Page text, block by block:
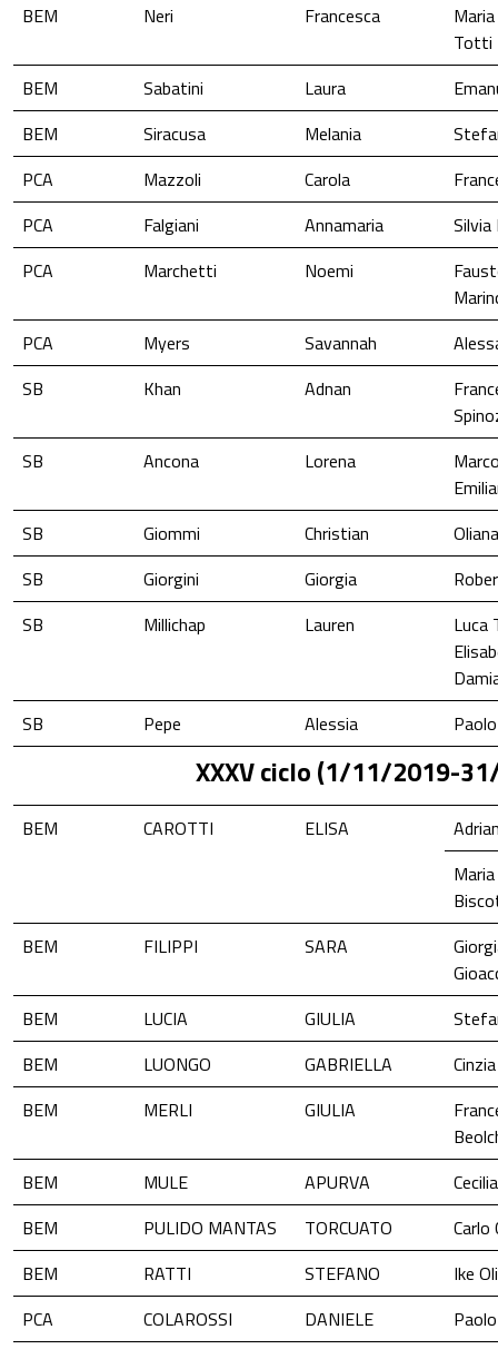
BEM
Neri Francesca
Totti
BEM
Sabatini Laura
BEM
Siracusa Melania
PCA
Mazzoli Carola
PCA
Falgiani Annamaria
PCA
Marchetti Noemi
PCA
Myers Savannah
SB
Khan Adnan
SB
Ancona Lorena
SB
Giommi Christian
SB
Giorgini Giorgia
SB
Millichap Lauren
Luca
SB
Pepe Alessia
XXXV ciclo (1/11/2019-
BEM CAROTTI ELISA
BEM
FILIPPI SARA
BEM
LUCIA GIULIA
BEM
LUONGO GABRIELLA
BEM
MERLI GIULIA
BEM
MULE APURVA
BEM
PULIDO MANTAS TORCUATO
Carlo
BEM
RATTI STEFANO
Ike
PCA
COLAROSSI DANIELE